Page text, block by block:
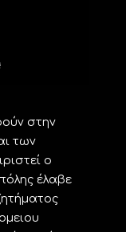
στην
των
ο
έλαβε